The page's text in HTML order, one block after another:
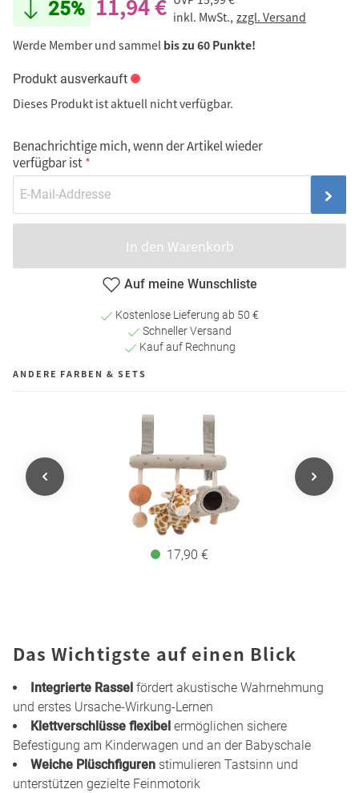
25%
inkl. MwSt., zzgl. Versand
Werde Member und sammel bis zu 60 Punkte!
Produkt ausverkauft
Dieses Produkt ist aktuell nicht verfügbar.
Benachrichtige mich, wenn der Artikel wieder
verfügbar ist
In den Warenkorb
Auf meine Wunschliste
Kostenlose Lieferung ab 50 €
Schneller Versand
Kauf auf Rechnung
ANDERE FARBEN & SETS
17,90 €
Das Wichtigste auf einen Blick
Integrierte Rassel fördert akustische Wahrnehmung
und erstes Ursache-Wirkung-Lernen
Klettverschlüsse flexibel ermöglichen sichere
Befestigung am Kinderwagen und an der Babyschale
Weiche Plüschfiguren stimulieren Tastsinn und
unterstützen gezielte Feinmotorik